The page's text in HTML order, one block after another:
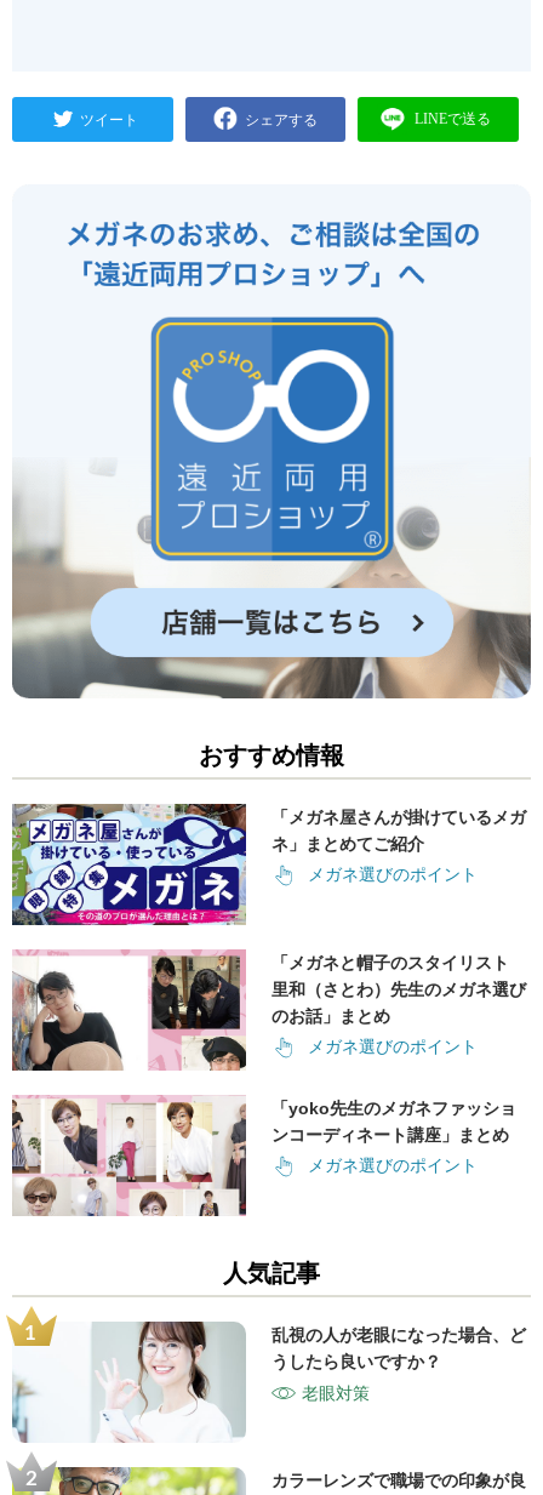
おすすめ情報
「メガネ屋さんが掛けているメガ
ネ」まとめてご紹介
メガネ選びのポイント
「メガネと帽子のスタイリスト
里和（さとわ）先生のメガネ選び
のお話」まとめ
メガネ選びのポイント
「yoko先生のメガネファッショ
ンコーディネート講座」まとめ
メガネ選びのポイント
人気記事
乱視の人が老眼になった場合、ど
うしたら良いですか？
老眼対策
カラーレンズで職場での印象が良